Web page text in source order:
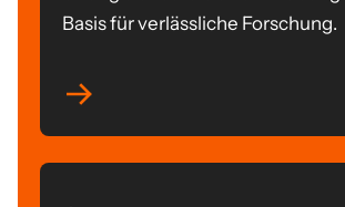
Basis für verlässliche Forschung.